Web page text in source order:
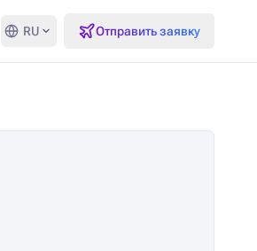
RU Отправить заявку